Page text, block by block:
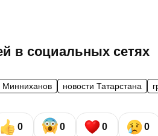
в социальных сетях
Минниханов новости Татарстана
0 0 0 0